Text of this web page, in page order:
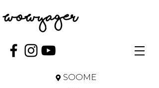
WOWYAGER
SOOME